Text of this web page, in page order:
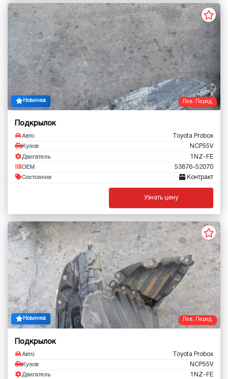
Лев. Перед.
Новинка
Подкрылок
Авто Toyota Probox
Кузов NCP55V
Двигатель 1NZ-FE
OEM 53876-52070
Состояние Контракт
Узнать цену
Лев. Перед.
Новинка
Подкрылок
Авто Toyota Probox
Кузов NCP55V
Двигатель 1NZ-FE